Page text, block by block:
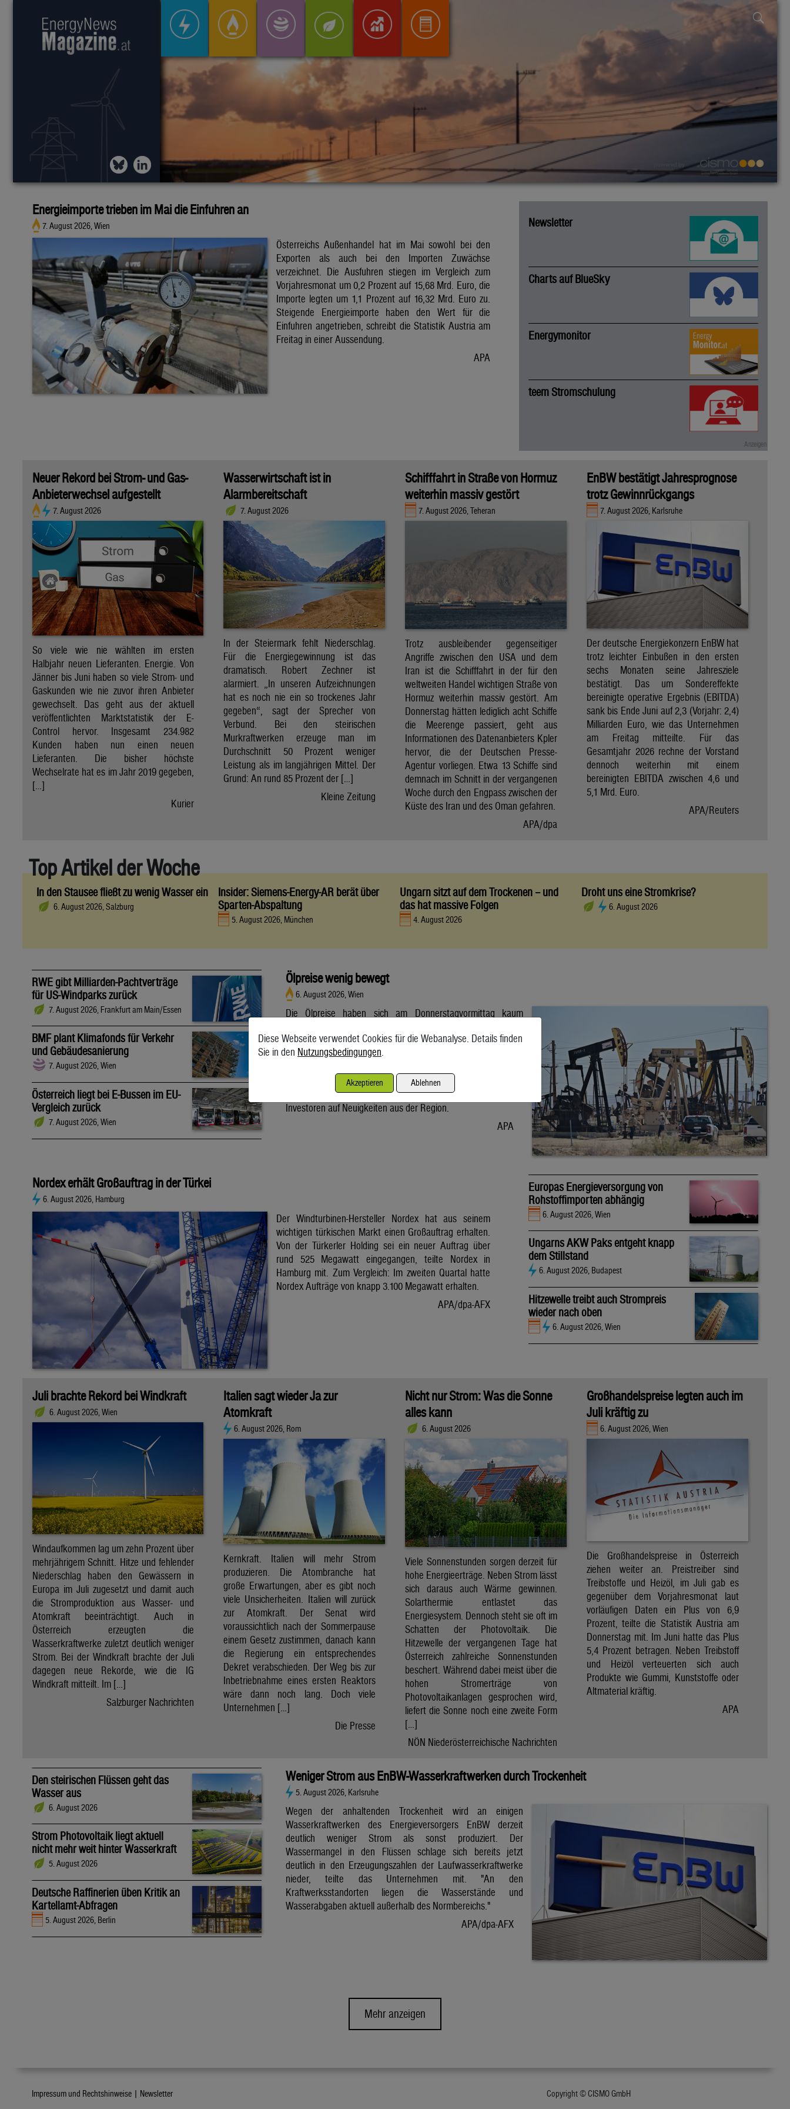
Energieimporte trieben im Mai die Einfuhren an
7. August 2026, Wien
Österreichs Außenhandel hat im Mai sowohl bei den
Exporten als auch bei den Importen Zuwächse
verzeichnet. Die Ausfuhren stiegen im Vergleich zum
Vorjahresmonat um 0,2 Prozent auf 15,68 Mrd. Euro, die
Importe legten um 1,1 Prozent auf 16,32 Mrd. Euro zu.
Steigende Energieimporte haben den Wert für die
Einfuhren angetrieben, schreibt die Statistik Austria am
Freitag in einer Aussendung.
APA
Newsletter
Charts auf BlueSky
Energymonitor
teem Stromschulung
Neuer Rekord bei Strom- und Gas-
Anbieterwechsel aufgestellt
7. August 2026
So viele wie nie wählten im ersten
Halbjahr neuen Lieferanten. Energie. Von
Jänner bis Juni haben so viele Strom- und
Gaskunden wie nie zuvor ihren Anbieter
gewechselt. Das geht aus der aktuell
veröffentlichten Marktstatistik der E-
Control hervor. Insgesamt 234.982
Kunden haben nun einen neuen
Lieferanten. Die bisher höchste
Wechselrate hat es im Jahr 2019 gegeben,
[…]
Kurier
Wasserwirtschaft ist in
Alarmbereitschaft
7. August 2026
In der Steiermark fehlt Niederschlag.
Für die Energiegewinnung ist das
dramatisch. Robert Zechner ist
alarmiert. „In unseren Aufzeichnungen
hat es noch nie ein so trockenes Jahr
gegeben“, sagt der Sprecher von
Verbund. Bei den steirischen
Murkraftwerken erzeuge man im
Durchschnitt 50 Prozent weniger
Leistung als im langjährigen Mittel. Der
Grund: An rund 85 Prozent der […]
Kleine Zeitung
Schifffahrt in Straße von Hormuz
weiterhin massiv gestört
7. August 2026, Teheran
Trotz ausbleibender gegenseitiger
Angriffe zwischen den USA und dem
Iran ist die Schifffahrt in der für den
weltweiten Handel wichtigen Straße von
Hormuz weiterhin massiv gestört. Am
Donnerstag hätten lediglich acht Schiffe
die Meerenge passiert, geht aus
Informationen des Datenanbieters Kpler
hervor, die der Deutschen Presse-
Agentur vorliegen. Etwa 13 Schiffe sind
demnach im Schnitt in der vergangenen
Woche durch den Engpass zwischen der
Küste des Iran und des Oman gefahren.
APA/dpa
EnBW bestätigt Jahresprognose
trotz Gewinnrückgangs
7. August 2026, Karlsruhe
Der deutsche Energiekonzern EnBW hat
trotz leichter Einbußen in den ersten
sechs Monaten seine Jahresziele
bestätigt. Das um Sondereffekte
bereinigte operative Ergebnis (EBITDA)
sank bis Ende Juni auf 2,3 (Vorjahr: 2,4)
Milliarden Euro, wie das Unternehmen
am Freitag mitteilte. Für das
Gesamtjahr 2026 rechne der Vorstand
dennoch weiterhin mit einem
bereinigten EBITDA zwischen 4,6 und
5,1 Mrd. Euro.
APA/Reuters
Top Artikel der Woche
In den Stausee fließt zu wenig Wasser ein
6. August 2026, Salzburg
Insider: Siemens-Energy-AR berät über
Sparten-Abspaltung
5. August 2026, München
Ungarn sitzt auf dem Trockenen – und
das hat massive Folgen
4. August 2026
Droht uns eine Stromkrise?
6. August 2026
RWE gibt Milliarden-Pachtverträge
für US-Windparks zurück
7. August 2026, Frankfurt am Main/Essen
BMF plant Klimafonds für Verkehr
und Gebäudesanierung
7. August 2026, Wien
Österreich liegt bei E-Bussen im EU-
Vergleich zurück
7. August 2026, Wien
Ölpreise wenig bewegt
6. August 2026, Wien
Die Ölpreise haben sich am Donnerstagvormittag kaum
Brent aus der Nordsee mit Lieferung Oktober kostete am
Vormittag 79,75 US-Dollar und damit 0,4 Prozent mehr als am
80 Dollar. Unter diese ist er am Dienstag wegen der Hoffnung
auf eine Lösung im Iran-Krieg gesunken. Seitdem warten
Investoren auf Neuigkeiten aus der Region.
APA
Nordex erhält Großauftrag in der Türkei
6. August 2026, Hamburg
Der Windturbinen-Hersteller Nordex hat aus seinem
wichtigen türkischen Markt einen Großauftrag erhalten.
Von der Türkerler Holding sei ein neuer Auftrag über
rund 525 Megawatt eingegangen, teilte Nordex in
Hamburg mit. Zum Vergleich: Im zweiten Quartal hatte
Nordex Aufträge von knapp 3.100 Megawatt erhalten.
APA/dpa-AFX
Europas Energieversorgung von
Rohstoffimporten abhängig
6. August 2026, Wien
Ungarns AKW Paks entgeht knapp
dem Stillstand
6. August 2026, Budapest
Hitzewelle treibt auch Strompreis
wieder nach oben
6. August 2026, Wien
Juli brachte Rekord bei Windkraft
6. August 2026, Wien
Windaufkommen lag um zehn Prozent über
mehrjährigem Schnitt. Hitze und fehlender
Niederschlag haben den Gewässern in
Europa im Juli zugesetzt und damit auch
die Stromproduktion aus Wasser- und
Atomkraft beeinträchtigt. Auch in
Österreich erzeugten die
Wasserkraftwerke zuletzt deutlich weniger
Strom. Bei der Windkraft brachte der Juli
dagegen neue Rekorde, wie die IG
Windkraft mitteilt. Im […]
Salzburger Nachrichten
Italien sagt wieder Ja zur
Atomkraft
6. August 2026, Rom
Kernkraft. Italien will mehr Strom
produzieren. Die Atombranche hat
große Erwartungen, aber es gibt noch
viele Unsicherheiten. Italien will zurück
zur Atomkraft. Der Senat wird
voraussichtlich nach der Sommerpause
einem Gesetz zustimmen, danach kann
die Regierung ein entsprechendes
Dekret verabschieden. Der Weg bis zur
Inbetriebnahme eines ersten Reaktors
wäre dann noch lang. Doch viele
Unternehmen […]
Die Presse
Nicht nur Strom: Was die Sonne
alles kann
6. August 2026
Viele Sonnenstunden sorgen derzeit für
hohe Energieerträge. Neben Strom lässt
sich daraus auch Wärme gewinnen.
Solarthermie entlastet das
Energiesystem. Dennoch steht sie oft im
Schatten der Photovoltaik. Die
Hitzewelle der vergangenen Tage hat
Österreich zahlreiche Sonnenstunden
beschert. Während dabei meist über die
hohen Stromerträge von
Photovoltaikanlagen gesprochen wird,
liefert die Sonne noch eine zweite Form
[…]
NÖN Niederösterreichische Nachrichten
Großhandelspreise legten auch im
Juli kräftig zu
6. August 2026, Wien
Die Großhandelspreise in Österreich
ziehen weiter an. Preistreiber sind
Treibstoffe und Heizöl, im Juli gab es
gegenüber dem Vorjahresmonat laut
vorläufigen Daten ein Plus von 6,9
Prozent, teilte die Statistik Austria am
Donnerstag mit. Im Juni hatte das Plus
5,4 Prozent betragen. Neben Treibstoff
und Heizöl verteuerten sich auch
Produkte wie Gummi, Kunststoffe oder
Altmaterial kräftig.
APA
Den steirischen Flüssen geht das
Wasser aus
6. August 2026
Strom Photovoltaik liegt aktuell
nicht mehr weit hinter Wasserkraft
5. August 2026
Deutsche Raffinerien üben Kritik an
Kartellamt-Abfragen
5. August 2026, Berlin
Weniger Strom aus EnBW-Wasserkraftwerken durch Trockenheit
5. August 2026, Karlsruhe
Wegen der anhaltenden Trockenheit wird an einigen
Wasserkraftwerken des Energieversorgers EnBW derzeit
deutlich weniger Strom als sonst produziert. Der
Wassermangel in den Flüssen schlage sich bereits jetzt
deutlich in den Erzeugungszahlen der Laufwasserkraftwerke
nieder, teilte das Unternehmen mit. "An den
Kraftwerksstandorten liegen die Wasserstände und
Wasserabgaben aktuell außerhalb des Normbereichs."
APA/dpa-AFX
Mehr anzeigen
Impressum und Rechtshinweise | Newsletter Copyright © CISMO GmbH
Diese Webseite verwendet Cookies für die Webanalyse. Details finden
Sie in den Nutzungsbedingungen.
Akzeptieren Ablehnen